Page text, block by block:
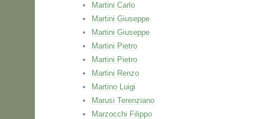
Martini Carlo
Martini Giuseppe
Martini Giuseppe
Martini Pietro
Martini Pietro
Martini Renzo
Martino Luigi
Marusi Terenziano
Marzocchi Filippo